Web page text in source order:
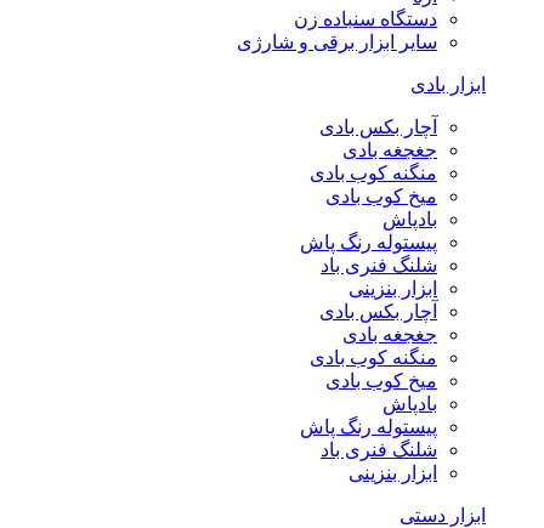
دستگاه سنباده زن
سایر ابزار برقی و شارژی
ابزار بادی
آچار بکس بادی
جغجغه بادی
منگنه کوب بادی
میخ کوب بادی
بادپاش
پیستوله رنگ پاش
شلنگ فنری باد
ابزار بنزینی
آچار بکس بادی
جغجغه بادی
منگنه کوب بادی
میخ کوب بادی
بادپاش
پیستوله رنگ پاش
شلنگ فنری باد
ابزار بنزینی
ابزار دستی